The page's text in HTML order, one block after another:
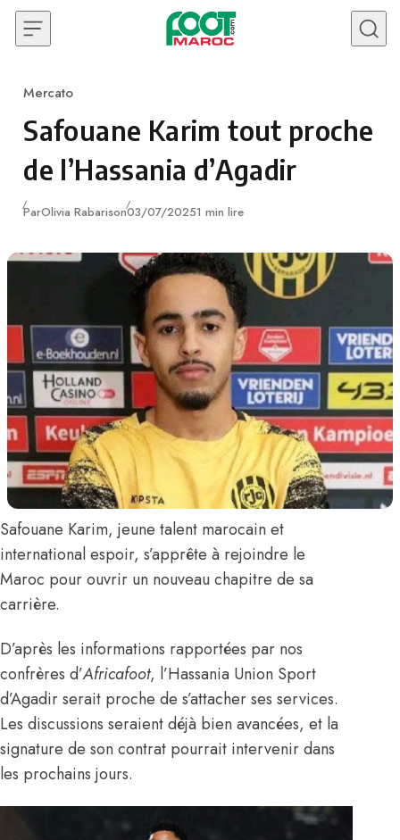
Skip to content
Category
Mercato
Safouane Karim tout proche
de l’Hassania d’Agadir
ParOlivia RabarisonPublié
03/07/20251 min lire
Safouane Karim, jeune talent marocain et
international espoir, s’apprête à rejoindre le
Maroc pour ouvrir un nouveau chapitre de sa
carrière.
D’après les informations rapportées par nos
confrères d’Africafoot, l’Hassania Union Sport
d’Agadir serait proche de s’attacher ses services.
Les discussions seraient déjà bien avancées, et la
signature de son contrat pourrait intervenir dans
les prochains jours.